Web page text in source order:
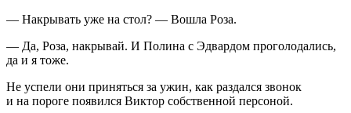
— Накрывать уже на стол? — Вошла Роза.
— Да, Роза, накрывай. И Полина с Эдвардом проголодались,
да и я тоже.
Не успели они приняться за ужин, как раздался звонок
и на пороге появился Виктор собственной персоной.